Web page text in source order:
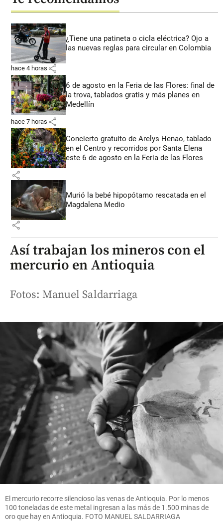
¿Tiene una patineta o cicla eléctrica? Ojo a
las nuevas reglas para circular en Colombia
hace 4 horas share
6 de agosto en la Feria de las Flores: final de
la trova, tablados gratis y más planes en
Medellín
hace 7 horas share
Concierto gratuito de Arelys Henao, tablado
en el Centro y recorridos por Santa Elena
este 6 de agosto en la Feria de las Flores
share
Murió la bebé hipopótamo rescatada en el
Magdalena Medio
share
Así trabajan los mineros con el
mercurio en Antioquia
Fotos: Manuel Saldarriaga
El mercurio recorre silencioso las venas de Antioquia. Por lo menos
100 toneladas de este metal ingresan a las más de 1.500 minas de
oro que hay en Antioquia. FOTO MANUEL SALDARRIAGA